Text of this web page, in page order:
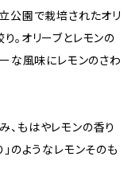
公園で栽培されたオリ
。オリーブとレモンの
な風味にレモンのさわ
、もはやレモンの香り
のようなレモンそのも